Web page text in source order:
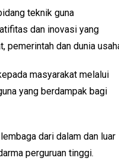
teknik guna
dan inovasi yang
pemerintah dan dunia
masyarakat melalui
yang berdampak bagi
dari dalam dan luar
perguruan tinggi.